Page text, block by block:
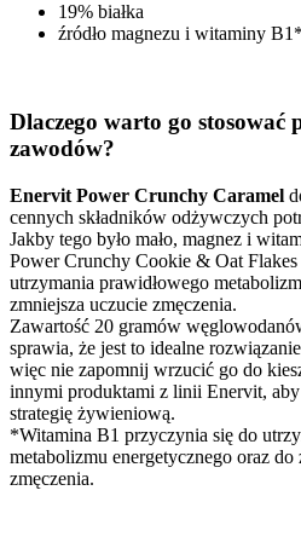
19% białka
źródło magnezu i witaminy B1*
Dlaczego warto go stosować
zawodów?
Enervit Power Crunchy Caramel
cennych składników odżywczych
Jakby tego było mało, magnez i
Power Crunchy Cookie & Oat
utrzymania prawidłowego
zmniejsza uczucie zmęczenia.
Zawartość 20 gramów
sprawia, że jest to idealne
więc nie zapomnij wrzucić go do
innymi produktami z linii Enervit, aby
strategię żywieniową.
*Witamina B1 przyczynia się do
metabolizmu energetycznego oraz do
zmęczenia.